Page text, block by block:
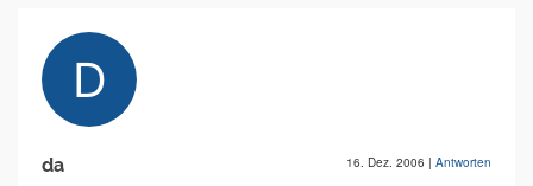
da 16. Dez. 2006 | Antworten